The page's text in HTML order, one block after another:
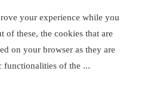
your experience while you
of these, the cookies that are
on your browser as they are
functionalities of the ...